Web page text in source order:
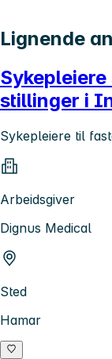
Lignende
Sykepleiere
stillinger i
Sykepleiere til
Arbeidsgiver
Dignus Medical
Sted
Hamar